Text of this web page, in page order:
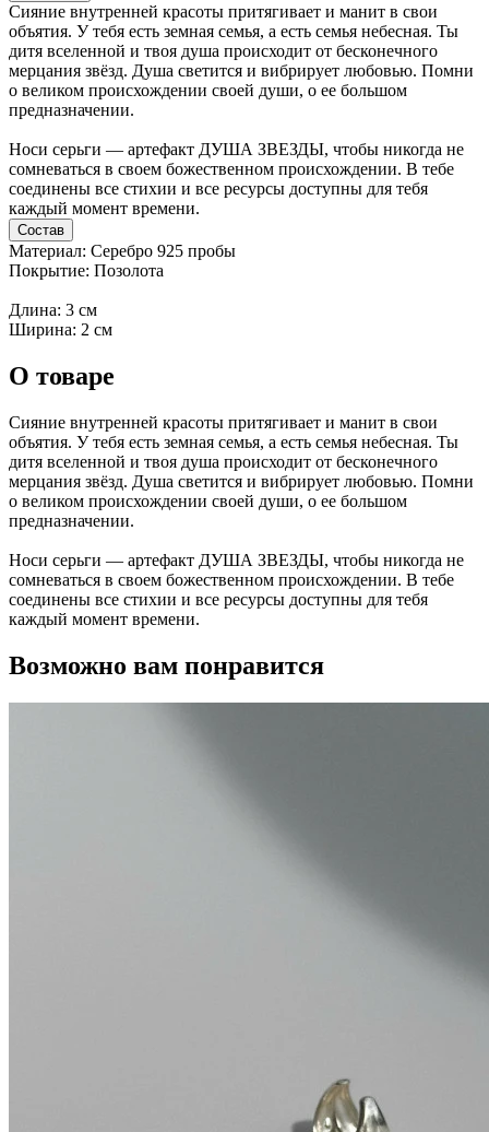
Сияние внутренней красоты притягивает и манит в свои
объятия. У тебя есть земная семья, а есть семья небесная. Ты
дитя вселенной и твоя душа происходит от бесконечного
мерцания звёзд. Душа светится и вибрирует любовью. Помни
о великом происхождении своей души, о ее большом
предназначении.
Носи серьги — артефакт ДУША ЗВЕЗДЫ, чтобы никогда не
сомневаться в своем божественном происхождении. В тебе
соединены все стихии и все ресурсы доступны для тебя
каждый момент времени.
Состав
Материал: Серебро 925 пробы
Покрытие: Позолота
Длина: 3 см
Ширина: 2 см
О товаре
Сияние внутренней красоты притягивает и манит в свои
объятия. У тебя есть земная семья, а есть семья небесная. Ты
дитя вселенной и твоя душа происходит от бесконечного
мерцания звёзд. Душа светится и вибрирует любовью. Помни
о великом происхождении своей души, о ее большом
предназначении.
Носи серьги — артефакт ДУША ЗВЕЗДЫ, чтобы никогда не
сомневаться в своем божественном происхождении. В тебе
соединены все стихии и все ресурсы доступны для тебя
каждый момент времени.
Возможно вам понравится